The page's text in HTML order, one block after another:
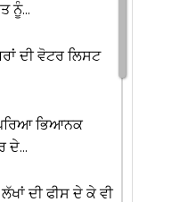
ਨੂੰ...
ਦੀ ਵੋਟਰ ਲਿਸਟ
ਭਿਆਨਕ
ਦੇ...
ਦੀ ਫੀਸ ਦੇ ਕੇ ਵੀ